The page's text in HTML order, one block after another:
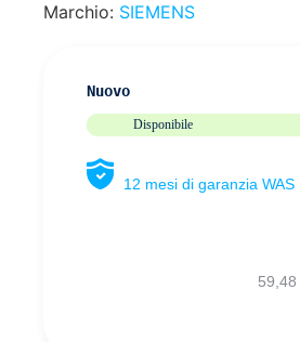
Marchio: SIEMENS
Nuovo
Disponibile
12 mesi di garanzia WAS
59,48